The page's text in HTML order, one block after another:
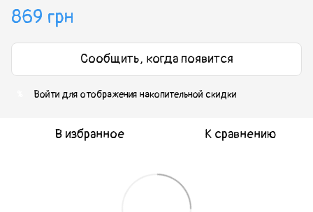
869 грн
Сообщить, когда появится
Войти для отображения накопительной скидки
В избранное К сравнению